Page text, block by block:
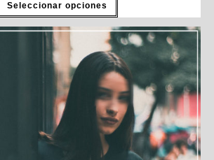
Seleccionar opciones